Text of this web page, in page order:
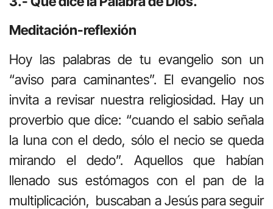
Meditación-reflexión
Hoy las palabras de tu evangelio son un
“aviso para caminantes”. El evangelio nos
invita a revisar nuestra religiosidad. Hay un
proverbio que dice: “cuando el sabio señala
la luna con el dedo, sólo el necio se queda
mirando el dedo”. Aquellos que habían
llenado sus estómagos con el pan de la
multiplicación, buscaban a Jesús para seguir